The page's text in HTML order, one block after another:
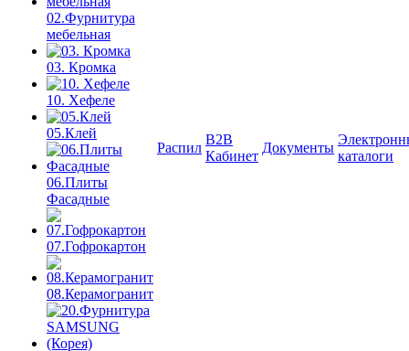
02.Фурнитура
мебельная
03. Кромка
10. Хефеле
05.Клей
06.Плиты
Фасадные
07.Гофрокартон
08.Керамогранит
Распил
B2B
Кабинет
Документы
каталоги